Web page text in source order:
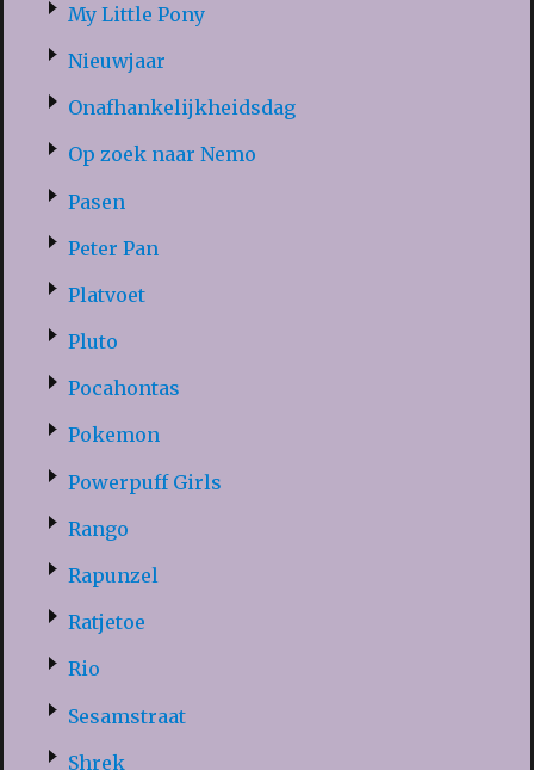
My Little Pony
Nieuwjaar
Onafhankelijkheidsdag
Op zoek naar Nemo
Pasen
Peter Pan
Platvoet
Pluto
Pocahontas
Pokemon
Powerpuff Girls
Rango
Rapunzel
Ratjetoe
Rio
Sesamstraat
Shrek